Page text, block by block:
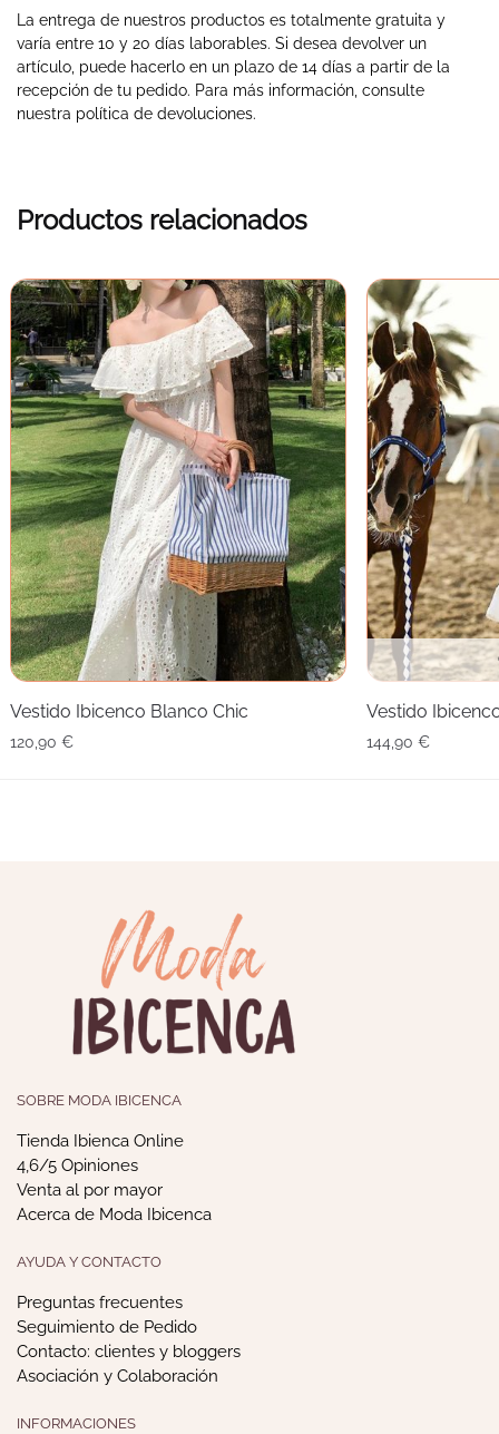
La entrega de nuestros productos es totalmente gratuita y
varía entre 10 y 20 días laborables. Si desea devolver un
artículo, puede hacerlo en un plazo de 14 días a partir de la
recepción de tu pedido. Para más información, consulte
nuestra política de devoluciones.
Productos relacionados
Vestido Ibicenco Blanco Chic
120,90 €
Vestido
144,90 €
SOBRE MODA IBICENCA
Tienda Ibienca Online
4,6/5 Opiniones
Venta al por mayor
Acerca de Moda Ibicenca
AYUDA Y CONTACTO
Preguntas frecuentes
Seguimiento de Pedido
Contacto: clientes y bloggers
Asociación y Colaboración
INFORMACIONES